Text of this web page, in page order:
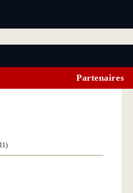
Partenaires